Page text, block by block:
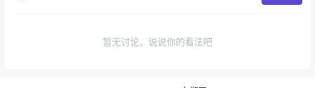
暂无讨论，说说你的看法吧